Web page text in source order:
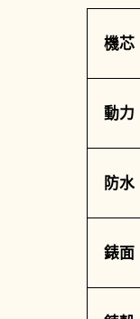
性
值
機芯
動力
防水
錶面